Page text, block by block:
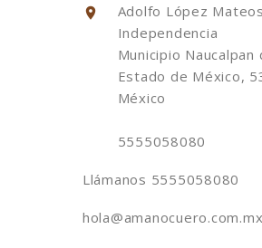
Adolfo López
Independencia
Municipio Naucalpan
Estado de México,
México
5555058080
Llámanos 5555058080
hola@amanocuero.com.mx